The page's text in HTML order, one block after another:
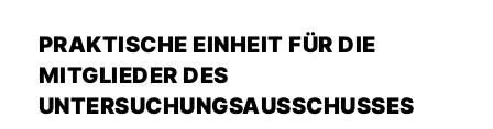
PRAKTISCHE EINHEIT FÜR DIE
MITGLIEDER DES
UNTERSUCHUNGSAUSSCHUSSES